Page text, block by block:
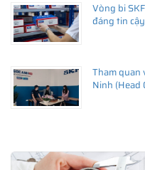
Vòng bi
đáng tin cậy
Tham quan
Ninh (Head